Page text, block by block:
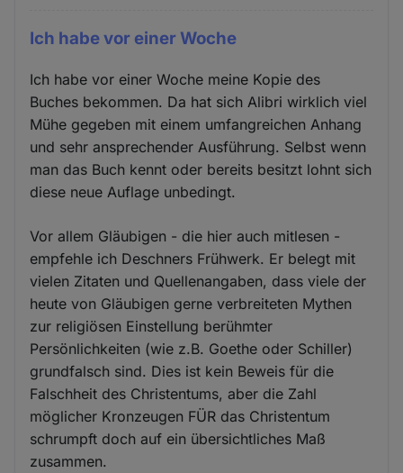
Ich habe vor einer Woche
Ich habe vor einer Woche meine Kopie des
Buches bekommen. Da hat sich Alibri wirklich viel
Mühe gegeben mit einem umfangreichen Anhang
und sehr ansprechender Ausführung. Selbst wenn
man das Buch kennt oder bereits besitzt lohnt sich
diese neue Auflage unbedingt.
Vor allem Gläubigen - die hier auch mitlesen -
empfehle ich Deschners Frühwerk. Er belegt mit
vielen Zitaten und Quellenangaben, dass viele der
heute von Gläubigen gerne verbreiteten Mythen
zur religiösen Einstellung berühmter
Persönlichkeiten (wie z.B. Goethe oder Schiller)
grundfalsch sind. Dies ist kein Beweis für die
Falschheit des Christentums, aber die Zahl
möglicher Kronzeugen FÜR das Christentum
schrumpft doch auf ein übersichtliches Maß
zusammen.